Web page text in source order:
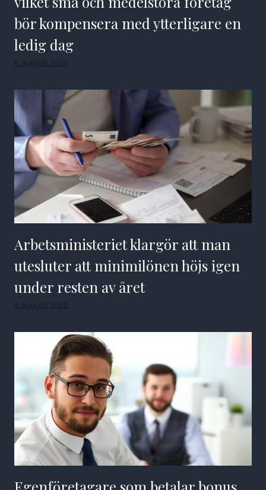
bör kompensera med ytterligare en
ledig dag
8 augusti 2026
Arbetsministeriet klargör att man
utesluter att minimilönen höjs igen
under resten av året
8 augusti 2026